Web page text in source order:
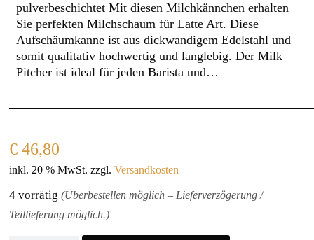
pulverbeschichtet Mit diesen Milchkännchen erhalten
Sie perfekten Milchschaum für Latte Art. Diese
Aufschäumkanne ist aus dickwandigem Edelstahl und
somit qualitativ hochwertig und langlebig. Der Milk
Pitcher ist ideal für jeden Barista und…
€ 46,80
inkl. 20 % MwSt. zzgl.Versandkosten
4 vorrätig(Überbestellen möglich – Lieferverzögerung /
Teillieferung möglich.)